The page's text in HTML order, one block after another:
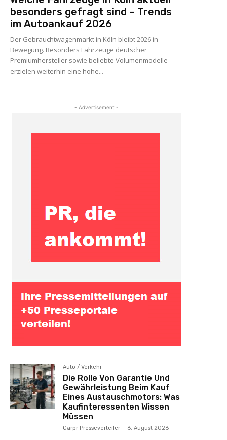
besonders gefragt sind – Trends
im Autoankauf 2026
Der Gebrauchtwagenmarkt in Köln bleibt 2026 in
Bewegung. Besonders Fahrzeuge deutscher
Premiumhersteller sowie beliebte Volumenmodelle
erzielen weiterhin eine hohe...
- Advertisement -
Auto / Verkehr
Die Rolle Von Garantie Und
Gewährleistung Beim Kauf
Eines Austauschmotors: Was
Kaufinteressenten Wissen
Müssen
Carpr Presseverteiler - 6. August 2026